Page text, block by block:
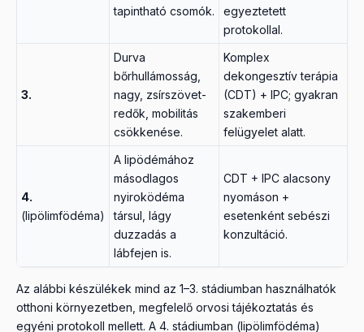
tapintható csomók.
egyeztetett
protokollal.
3.
Durva
bőrhullámosság,
nagy, zsírszövet-
redők, mobilitás
csökkenése.
Komplex
dekongesztív terápia
(CDT) + IPC; gyakran
szakemberi
felügyelet alatt.
4.
(lipölimfödéma)
A lipödémához
másodlagos
nyiroködéma
társul, lágy
duzzadás a
lábfejen is.
CDT + IPC alacsony
nyomáson +
esetenként sebészi
konzultáció.
Az alábbi készülékek mind az 1–3. stádiumban használhatók
otthoni környezetben, megfelelő orvosi tájékoztatás és
egyéni protokoll mellett. A 4. stádiumban (lipölimfödéma)